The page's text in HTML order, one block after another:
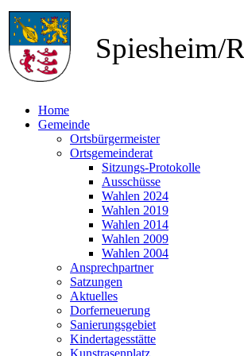
Spiesheim/
Home
Gemeinde
Ortsbürgermeister
Ortsgemeinderat
Sitzungs-Protokolle
Ausschüsse
Wahlen 2024
Wahlen 2019
Wahlen 2014
Wahlen 2009
Wahlen 2004
Ansprechpartner
Satzungen
Aktuelles
Dorferneuerung
Sanierungsgebiet
Kindertagesstätte
Kunstrasenplatz